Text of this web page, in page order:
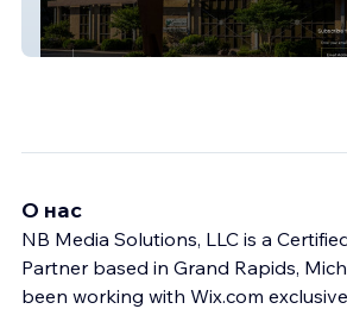
InitiativeOne
О нас
NB Media Solutions, LLC is a
Partner based in Grand Rapids,
been working with Wix.com